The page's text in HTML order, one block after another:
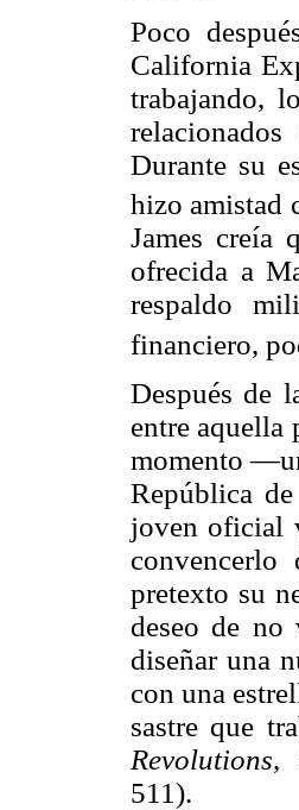
Poco
California
trabajando,
Durante su
hizo amistad
James creía
ofrecida a
respaldo
financiero,
Después de
entre aquella
momento
República
joven oficial
pretexto su
deseo de no
diseñar una
con una
sastre que
Revolutions,
511).